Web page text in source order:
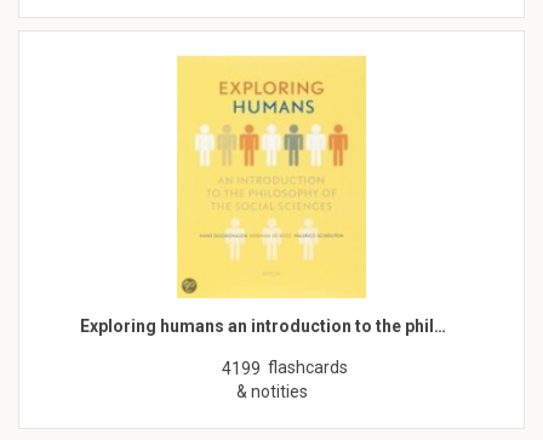
Exploring humans an introduction to the phil…
4199 flashcards
& notities